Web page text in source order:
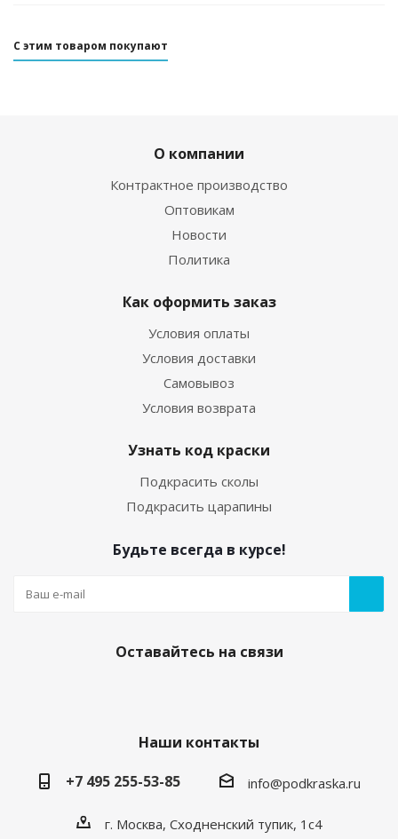
С этим товаром покупают
О компании
Контрактное производство
Оптовикам
Новости
Политика
Как оформить заказ
Условия оплаты
Условия доставки
Самовывоз
Условия возврата
Узнать код краски
Подкрасить сколы
Подкрасить царапины
Будьте всегда в курсе!
Оставайтесь на связи
Наши контакты
+7 495 255-53-85
info@podkraska.ru
г. Москва, Сходненский тупик, 1с4